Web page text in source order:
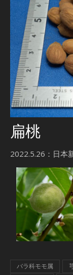
扁桃
2022.5.26：日本
バラ科モモ属